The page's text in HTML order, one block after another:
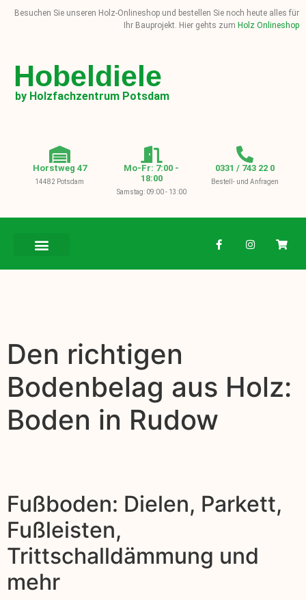
Besuchen Sie unseren Holz-Onlineshop und bestellen Sie noch heute alles für
Ihr Bauprojekt. Hier gehts zum Holz Onlineshop
Hobeldiele
by Holzfachzentrum Potsdam
Horstweg 47
14482 Potsdam
Mo-Fr: 7:00 -
18:00
Samstag: 09:00 - 13:00
0331 / 743 22 0
Bestell- und Anfragen
Den richtigen
Bodenbelag aus Holz:
Boden in Rudow
Fußboden: Dielen, Parkett,
Fußleisten,
Trittschalldämmung und
mehr